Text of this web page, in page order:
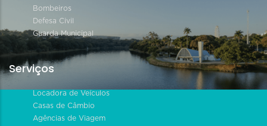
Bombeiros
Defesa Civil
Guarda Municipal
Serviços
Locadora de Veículos
Casas de Câmbio
Agências de Viagem